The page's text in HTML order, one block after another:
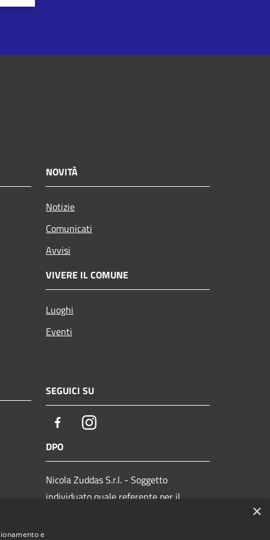
NOVITÀ
Notizie
Comunicati
Avvisi
VIVERE IL COMUNE
Luoghi
Eventi
SEGUICI SU
FacebookInstagram
DPO
Nicola Zuddas S.r.l. - Soggetto
individuato quale referente per il
×
e